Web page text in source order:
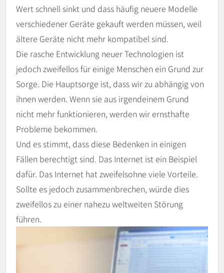
Wert schnell sinkt und dass häufig neuere Modelle
verschiedener Geräte gekauft werden müssen, weil
ältere Geräte nicht mehr kompatibel sind.
Die rasche Entwicklung neuer Technologien ist
jedoch zweifellos für einige Menschen ein Grund zur
Sorge. Die Hauptsorge ist, dass wir zu abhängig von
ihnen werden. Wenn sie aus irgendeinem Grund
nicht mehr funktionieren, werden wir ernsthafte
Probleme bekommen.
Und es stimmt, dass diese Bedenken in einigen
Fällen berechtigt sind. Das Internet ist ein Beispiel
dafür. Das Internet hat zweifelsohne viele Vorteile.
Sollte es jedoch zusammenbrechen, würde dies
zweifellos zu einer nahezu weltweiten Störung
führen.